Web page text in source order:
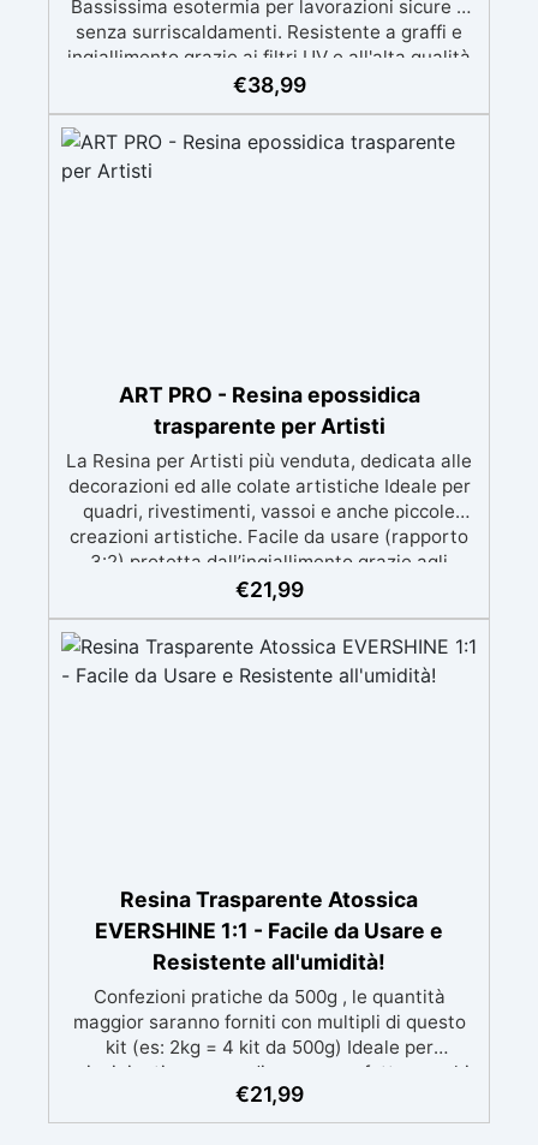
Bassissima esotermia per lavorazioni sicure e
senza surriscaldamenti. Resistente a graffi e
ingiallimento grazie ai filtri UV e all'alta qualità
meccanica. Bassa viscosità per eliminare bolle
BPA/VOC free e certificata per il contatto
prolungato con la pelle.
€38,99
ART PRO - Resina epossidica
trasparente per Artisti
La Resina per Artisti più venduta, dedicata alle
decorazioni ed alle colate artistiche Ideale per
quadri, rivestimenti, vassoi e anche piccole
creazioni artistiche. Facile da usare (rapporto
3:2) protetta dall’ingiallimento grazie agli
speciali filtri UV Formula densa : non cola via,
in 12-24h garantendo una superficie lucida e
brillante
€21,99
Resina Trasparente Atossica
EVERSHINE 1:1 - Facile da Usare e
Resistente all'umidità!
Confezioni pratiche da 500g , le quantità
maggior saranno forniti con multipli di questo
kit (es: 2kg = 4 kit da 500g) Ideale per
principianti: a prova di errore, perfetta per chi
inizia. Sempre lucida: garantisce una finitura
brillante e uniforme in ogni condizione.
€21,99